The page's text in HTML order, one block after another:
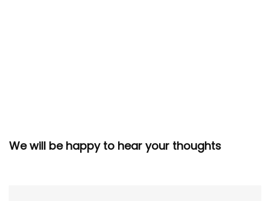
We will be happy to hear your thoughts